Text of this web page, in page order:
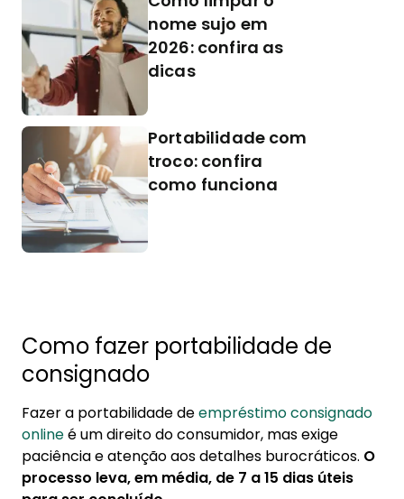
nome sujo em
2026: confira as
dicas
Portabilidade com
troco: confira
como funciona
Como fazer portabilidade de
consignado
Fazer a portabilidade deempréstimo consignado
onlineé um direito do consumidor, mas exige
paciência e atenção aos detalhes burocráticos. O
processo leva, em média, de 7 a 15 dias úteis